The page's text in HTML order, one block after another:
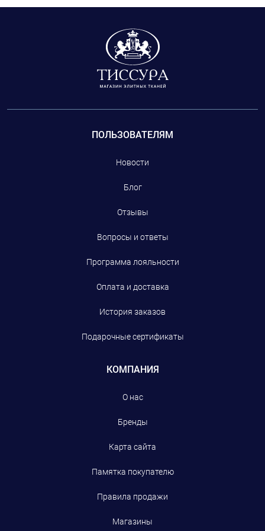
сотрудничают с модным домом CHANEL, но и
фурнитуру: пуговицы, тесьму.
ПОЛЬЗОВАТЕЛЯМ
Новости
Блог
Отзывы
Вопросы и ответы
Программа лояльности
Оплата и доставка
История заказов
Подарочные сертификаты
КОМПАНИЯ
О нас
Бренды
Карта сайта
Памятка покупателю
Правила продажи
Магазины